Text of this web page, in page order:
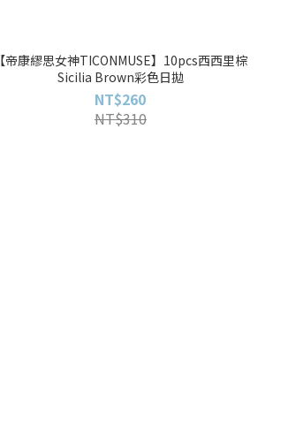
【帝康繆思女神TICONMUSE】10pcs西西里棕
Sicilia Brown彩色日拋
NT$260
NT$310